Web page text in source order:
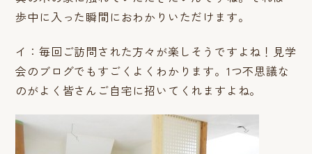
歩中に入った瞬間におわかりいただけます。
イ：毎回ご訪問された方々が楽しそうですよね！見学
会のブログでもすごくよくわかります。1つ不思議な
のがよく皆さんご自宅に招いてくれますよね。